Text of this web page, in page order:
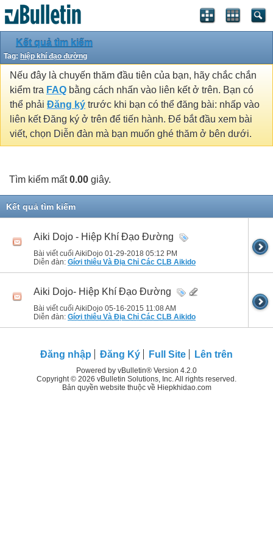
Kết quả tìm kiếm
Tag: hiệp khí đạo đường
Nếu đây là chuyến thăm đầu tiên của bạn, hãy chắc chắn
kiểm tra FAQ bằng cách nhấn vào liên kết ở trên. Bạn có
thể phải Đăng ký trước khi bạn có thể đăng bài: nhấp vào
liên kết Đăng ký ở trên để tiến hành. Để bắt đầu xem bài
viết, chọn Diễn đàn mà bạn muốn ghé thăm ở bên dưới.
Tìm kiếm mất0.00 giây.
Kết quả tìm kiếm
Aiki Dojo - Hiệp Khí Đạo Đường
Bài viết cuối AikiDojo 01-29-2018 05:12 PM
Diễn đàn: Gíơi thiêu Và Địa Chỉ Các CLB Aikido
Aiki Dojo- Hiệp Khí Đạo Đường
Bài viết cuối AikiDojo 05-16-2015 11:08 AM
Diễn đàn: Gíơi thiêu Và Địa Chỉ Các CLB Aikido
Đăng nhập Đăng Ký Full Site Lên trên
Powered by vBulletin® Version 4.2.0
Copyright © 2026 vBulletin Solutions, Inc. All rights reserved.
Bản quyền website thuộc về Hiepkhidao.com